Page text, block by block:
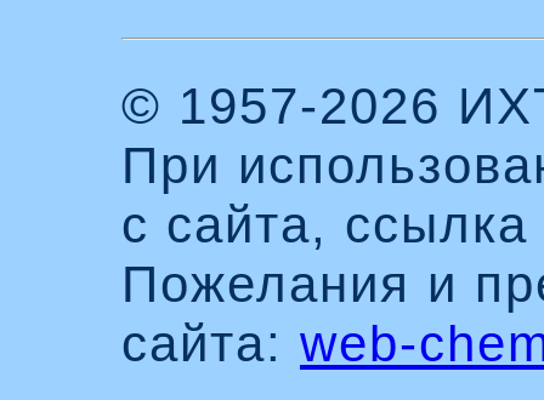
© 1957-2026
При
с сайта,
Пожелания и
сайта: web-